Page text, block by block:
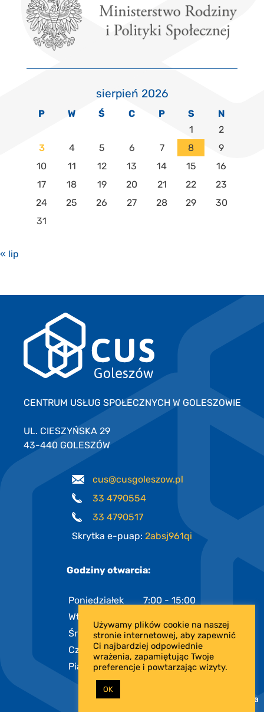
sierpień 2026
P W Ś C P S
N
1
2
3
4 5 6 7 8
9
10
11 12 13 14 15
16
17
18 19 20 21 22
23
24
25 26 27 28 29
30
31
« lip
Używamy plików cookie na naszej
stronie internetowej, aby zapewnić
Ci najbardziej odpowiednie
wrażenia, zapamiętując Twoje
preferencje i powtarzając wizyty.
OK
CENTRUM USŁUG SPOŁECZNYCH W GOLESZOWIE
UL. CIESZYŃSKA 29
43-440 GOLESZÓW
cus@cusgoleszow.pl
33 4790554
33 4790517
Skrytka e-puap: 2absj961qi
Godziny otwarcia:
Poniedziałek
7:00 - 15:00
Wtorek
Środa
7:00 - 17:00
Czwartek
7:00 - 15:00
Piątek
7:00 - 13:00